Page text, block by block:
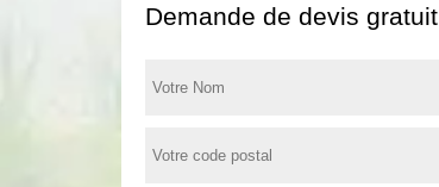
Demande de devis gratuit